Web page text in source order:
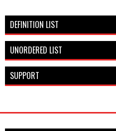
DEFINITION LIST
UNORDERED LIST
SUPPORT